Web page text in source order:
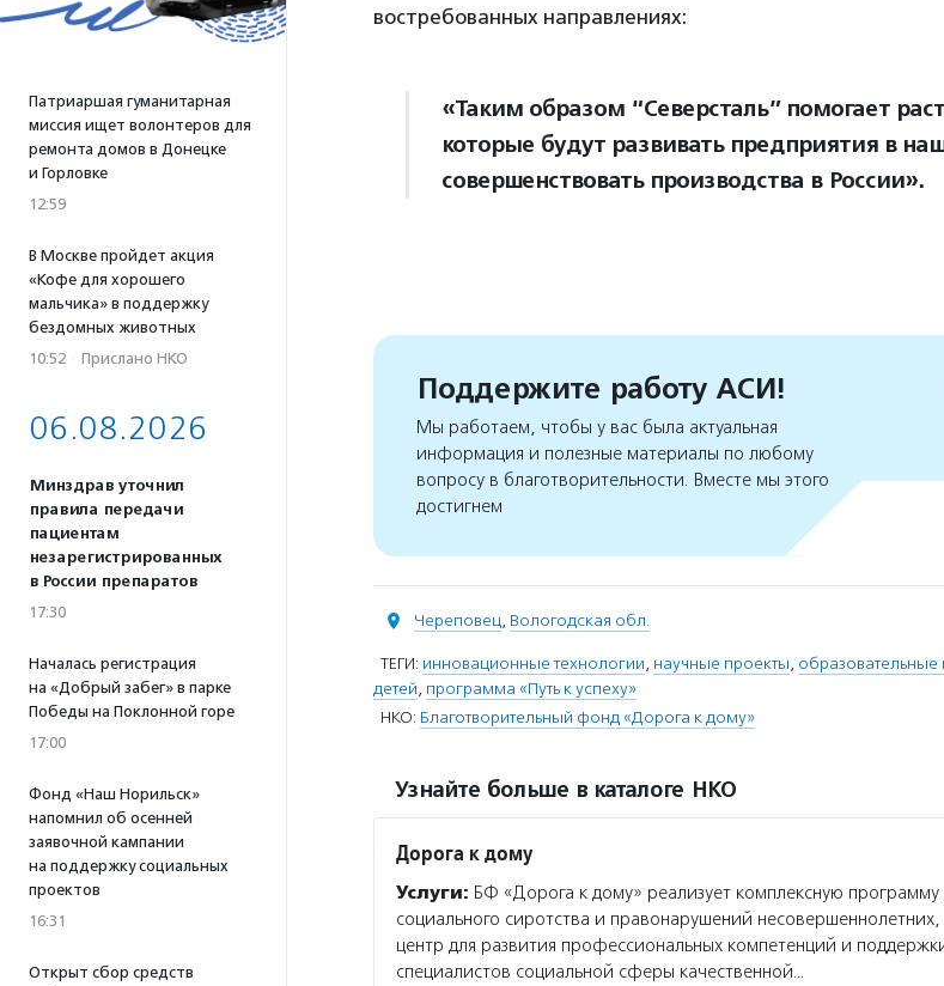
Патриаршая гуманитарная
миссия ищет волонтеров для
ремонта домов в Донецке
и Горловке
12:59
В Москве пройдет акция
«Кофе для хорошего
мальчика» в поддержку
бездомных животных
10:52 · Прислано НКО
06.08.2026
Минздрав уточнил
правила передачи
пациентам
незарегистрированных
в России препаратов
17:30
Началась регистрация
на «Добрый забег» в парке
Победы на Поклонной горе
17:00
Фонд «Наш Норильск»
напомнил об осенней
заявочной кампании
на поддержку социальных
проектов
16:31
Открыт сбор средств
востребованных направлениях:
«Таким образом “Северсталь” помогает
которые будут развивать предприятия в
совершенствовать производства в России».
Поддержите работу АСИ!
Мы работаем, чтобы у вас была актуальная
информация и полезные материалы по любому
вопросу в благотворительности. Вместе мы этого
достигнем
Череповец, Вологодская обл.
ТЕГИ: инновационные технологии, научные проекты,
детей, программа «Путь к успеху»
НКО: Благотворительный фонд «Дорога к дому»
Узнайте больше в каталоге НКО
Дорога к дому
Услуги: БФ «Дорога к дому» реализует комплексную
социального сиротства и правонарушений
центр для развития профессиональных компетенций и
специалистов социальной сферы качественной…